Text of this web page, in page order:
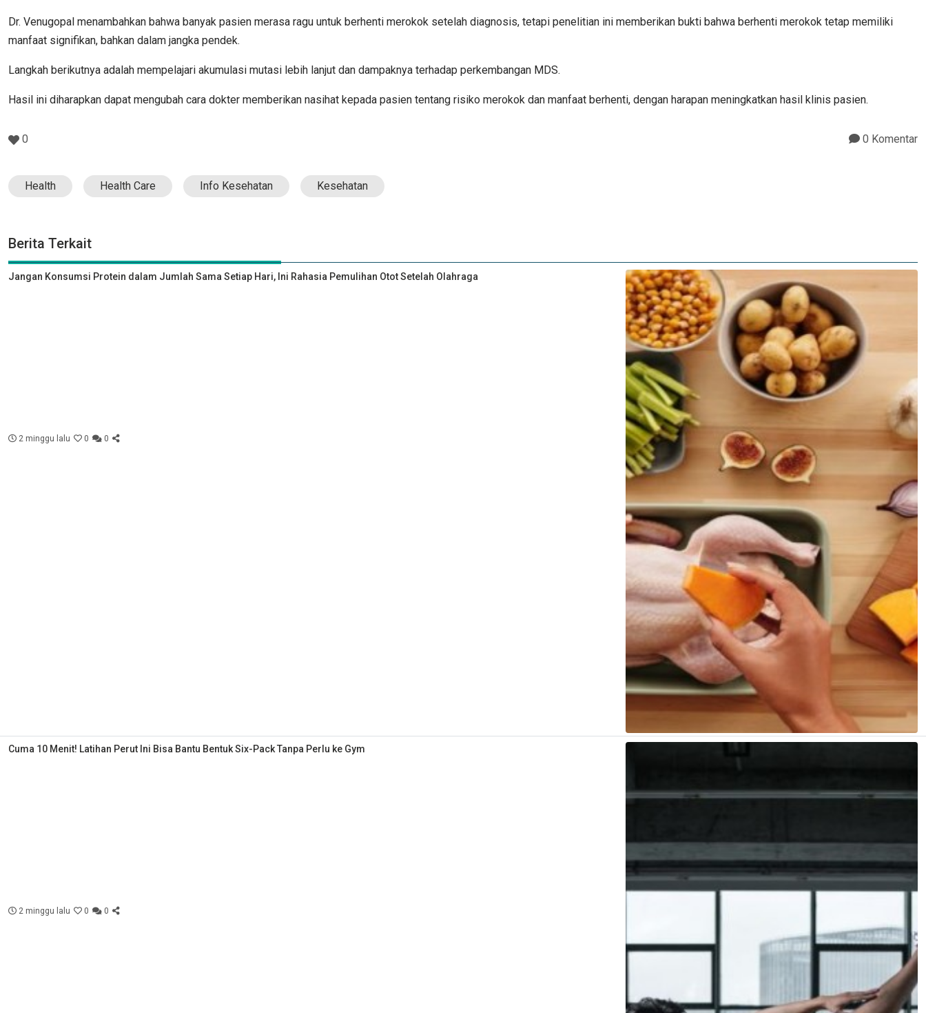
Dr. Venugopal menambahkan bahwa banyak pasien merasa ragu untuk berhenti merokok setelah diagnosis, tetapi penelitian ini memberikan bukti bahwa berhenti merokok tetap memiliki
manfaat signifikan, bahkan dalam jangka pendek.
Langkah berikutnya adalah mempelajari akumulasi mutasi lebih lanjut dan dampaknya terhadap perkembangan MDS.
Hasil ini diharapkan dapat mengubah cara dokter memberikan nasihat kepada pasien tentang risiko merokok dan manfaat berhenti, dengan harapan meningkatkan hasil klinis pasien.
0 0 Komentar
Health Health Care Info Kesehatan Kesehatan
Berita Terkait
Jangan Konsumsi Protein dalam Jumlah Sama Setiap Hari, Ini Rahasia Pemulihan Otot Setelah Olahraga
2 minggu lalu 0 0
Cuma 10 Menit! Latihan Perut Ini Bisa Bantu Bentuk Six-Pack Tanpa Perlu ke Gym
2 minggu lalu 0 0